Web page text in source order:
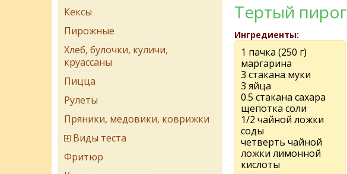
Тертый пирог
Ингредиенты:
1 пачка (250 г)
маргарина
3 стакана муки
3 яйца
0.5 стакана сахара
щепотка соли
1/2 чайной ложки
соды
четверть чайной
ложки лимонной
кислоты
Кексы
Пирожные
Хлеб, булочки, куличи,
круассаны
Пицца
Рулеты
Пряники, медовики, коврижки
Виды теста
Фритюр